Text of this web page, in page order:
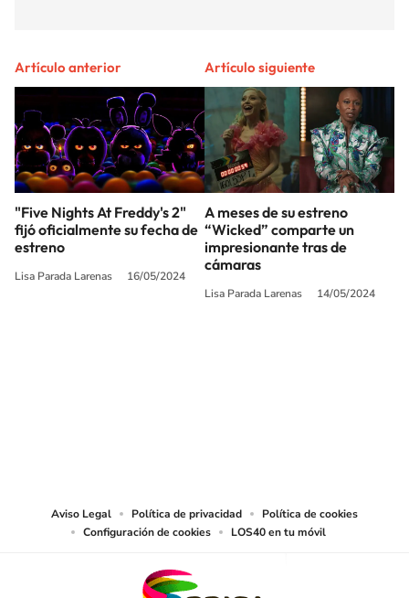
Artículo anterior
"Five Nights At Freddy's 2"
fijó oficialmente su fecha de
estreno
Lisa Parada Larenas 16/05/2024
Artículo siguiente
A meses de su estreno
“Wicked” comparte un
impresionante tras de
cámaras
Lisa Parada Larenas 14/05/2024
Aviso Legal Política de privacidad
Política de cookies
Configuración de cookies
LOS40 en tu móvil